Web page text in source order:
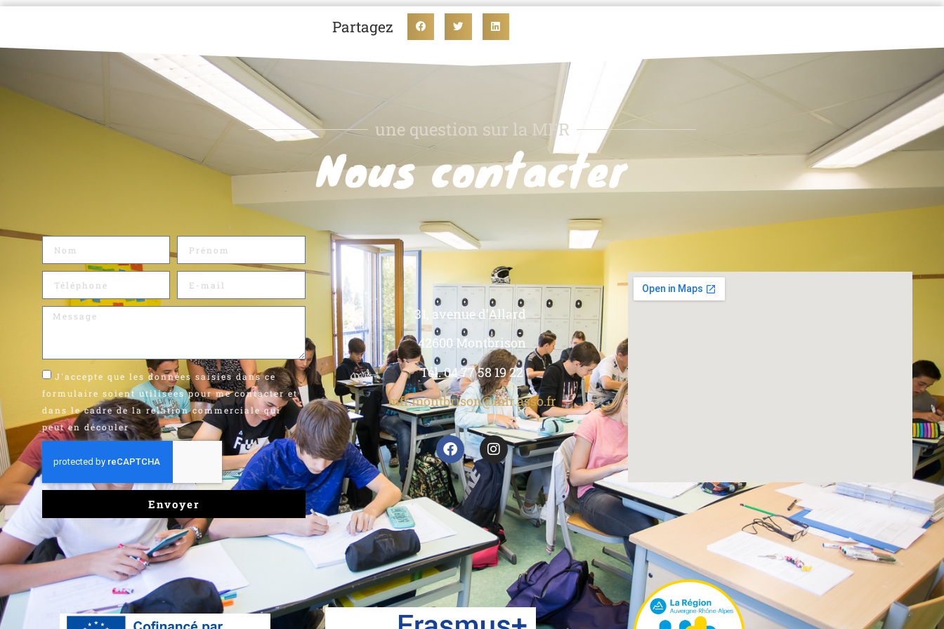
Partagez
une question sur la MFR
Nous contacter
J'accepte que les données saisies dans ce
formulaire soient utilisées pour me contacter et
dans le cadre de la relation commerciale qui
peut en découler
Envoyer
31, avenue d’Allard
42600 Montbrison
Tél. 04 77 58 19 22
mfr.montbrison@mfr.asso.fr